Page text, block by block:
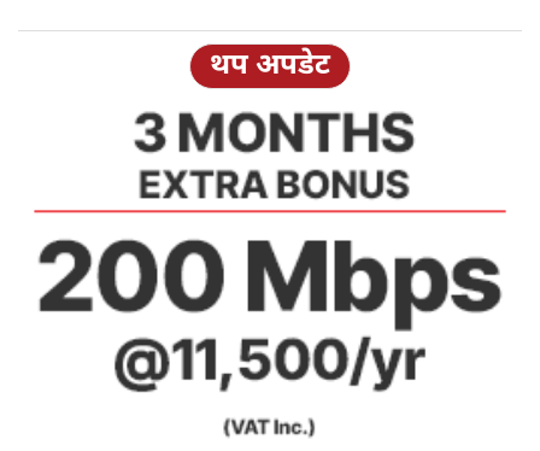
थप अपडेट